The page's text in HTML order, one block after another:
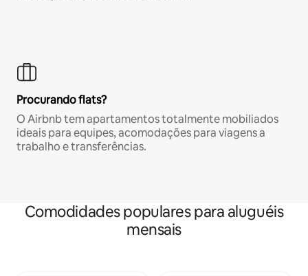
Procurando flats?
O Airbnb tem apartamentos totalmente mobiliados
ideais para equipes, acomodações para viagens a
trabalho e transferências.
Comodidades populares para aluguéis
mensais